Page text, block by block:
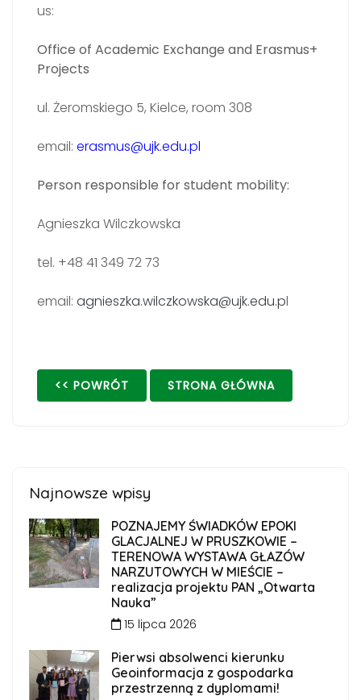
us:
Office of Academic Exchange and Erasmus+
Projects
ul. Żeromskiego 5, Kielce, room 308
email: erasmus@ujk.edu.pl
Person responsible for student mobility:
Agnieszka Wilczkowska
tel. +48 41 349 72 73
email: agnieszka.wilczkowska@ujk.edu.pl
<< POWRÓT STRONA GŁÓWNA
Najnowsze wpisy
POZNAJEMY ŚWIADKÓW EPOKI
GLACJALNEJ W PRUSZKOWIE –
TERENOWA WYSTAWA GŁAZÓW
NARZUTOWYCH W MIEŚCIE –
realizacja projektu PAN „Otwarta
Nauka”
15 lipca 2026
Pierwsi absolwenci kierunku
Geoinformacja z gospodarka
przestrzenną z dyplomami!